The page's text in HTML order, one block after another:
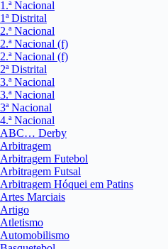
1.ª Nacional
1ª Distrital
2.ª Nacional
2.ª Nacional (f)
2.ª Nacional (f)
2ª Distrital
3.ª Nacional
3.ª Nacional
3ª Nacional
4.ª Nacional
ABC… Derby
Arbitragem
Arbitragem Futebol
Arbitragem Futsal
Arbitragem Hóquei em Patins
Artes Marciais
Artigo
Atletismo
Automobilismo